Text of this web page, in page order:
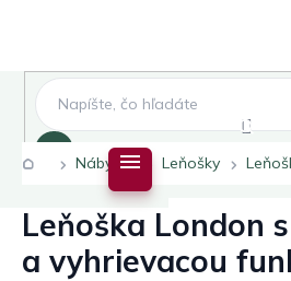
Domov
Nábytok Leňošky
Leňoška London
a vyhrievacou